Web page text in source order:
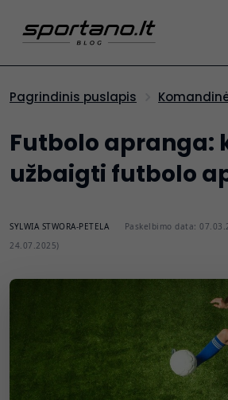
Pagrindinis puslapis
Futbolo apranga:
užbaigti futbolo
SYLWIA STWORA-PETELA
Paskelbimo data:
24.07.2025)